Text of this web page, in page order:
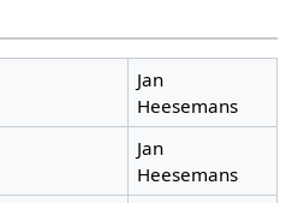
Jan
Heesemans
Jan
Heesemans